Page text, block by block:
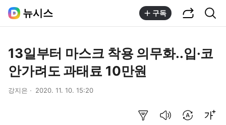
뉴시스 구독
13일부터 마스크 착용 의무화..입·코
안가려도 과태료 10만원
강지은 2020. 11. 10. 15:20